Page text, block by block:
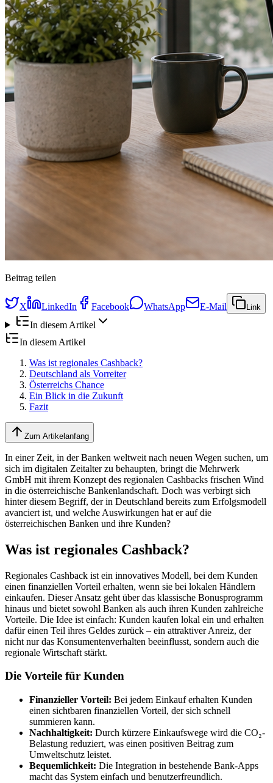
Beitrag teilen
X LinkedIn Facebook WhatsApp E-Mail Link
In diesem Artikel
In diesem Artikel
Was ist regionales Cashback?
Deutschland als Vorreiter
Österreichs Chance
Ein Blick in die Zukunft
Fazit
Zum Artikelanfang
In einer Zeit, in der Banken weltweit nach neuen Wegen suchen, um
sich im digitalen Zeitalter zu behaupten, bringt die Mehrwerk
GmbH mit ihrem Konzept des regionalen Cashbacks frischen Wind
in die österreichische Bankenlandschaft. Doch was verbirgt sich
hinter diesem Begriff, der in Deutschland bereits zum Erfolgsmodell
avanciert ist, und welche Auswirkungen hat er auf die
österreichischen Banken und ihre Kunden?
Was ist regionales Cashback?
Regionales Cashback ist ein innovatives Modell, bei dem Kunden
einen finanziellen Vorteil erhalten, wenn sie bei lokalen Händlern
einkaufen. Dieser Ansatz geht über das klassische Bonusprogramm
hinaus und bietet sowohl Banken als auch ihren Kunden zahlreiche
Vorteile. Die Idee ist einfach: Kunden kaufen lokal ein und erhalten
dafür einen Teil ihres Geldes zurück – ein attraktiver Anreiz, der
nicht nur das Konsumentenverhalten beeinflusst, sondern auch die
regionale Wirtschaft stärkt.
Die Vorteile für Kunden
Finanzieller Vorteil: Bei jedem Einkauf erhalten Kunden
einen sichtbaren finanziellen Vorteil, der sich schnell
summieren kann.
Nachhaltigkeit: Durch kürzere Einkaufswege wird die CO₂-
Belastung reduziert, was einen positiven Beitrag zum
Umweltschutz leistet.
Bequemlichkeit: Die Integration in bestehende Bank-Apps
macht das System einfach und benutzerfreundlich.